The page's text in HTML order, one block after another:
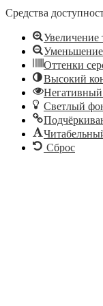
Средства
Увеличение
Уменьшение
Оттенки
Высокий
Негативный
Светлый
Сброс